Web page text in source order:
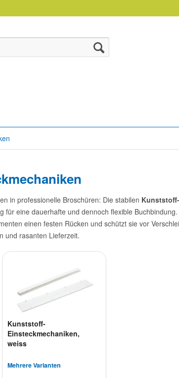
in professionelle Broschüren: Die stabilen
für eine dauerhafte und dennoch flexible
einen festen Rücken und schützt sie vor
und rasanten Lieferzeit.
Kunststoff-
Einsteckmechaniken,
weiss
Mehrere Varianten